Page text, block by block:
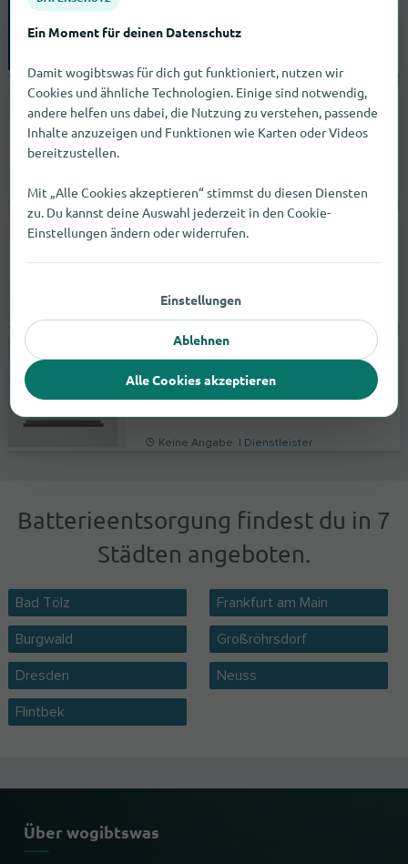
geöffnet bis 12:00 |
PreZero Oberbayern GmbH
Josef-Janker-Ring 3
Keine Angabe |Dienstleister
Printer-Store e.K.
geöffnet bis 16:00 |Fachmärkte
Marcel Fichtner
Steinstraße
01900 Großröhrsdorf
Keine Angabe | Dienstleister
Batterieentsorgung findest du in 7
Städten angeboten.
Bad Tölz
Burgwald
Dresden
Flintbek
Frankfurt am Main
Großröhrsdorf
Neuss
Über wogibtswas
Ein Moment für deinen Datenschutz
Damit wogibtswas für dich gut funktioniert, nutzen wir
Cookies und ähnliche Technologien. Einige sind notwendig,
andere helfen uns dabei, die Nutzung zu verstehen, passende
Inhalte anzuzeigen und Funktionen wie Karten oder Videos
bereitzustellen.
Mit „Alle Cookies akzeptieren“ stimmst du diesen Diensten
zu. Du kannst deine Auswahl jederzeit in den Cookie-
Einstellungen ändern oder widerrufen.
Einstellungen
Ablehnen
Alle Cookies akzeptieren